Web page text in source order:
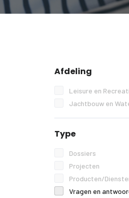
Afdeling
Leisure en
Jachtbouw en
Type
Dossiers
Projecten
Producten/
Vragen en